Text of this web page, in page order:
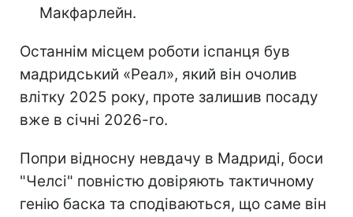
Макфарлейн.
Останнім місцем роботи іспанця був
мадридський «Реал», який він очолив
влітку 2025 року, проте залишив посаду
вже в січні 2026-го.
Попри відносну невдачу в Мадриді, боси
"Челсі" повністю довіряють тактичному
генію баска та сподіваються, що саме він